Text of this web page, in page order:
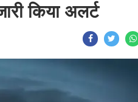
किया अलर्ट